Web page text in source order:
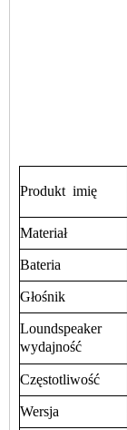
Produkt imię
Materiał
Bateria
Głośnik
Loundspeaker
wydajność
Częstotliwość
Wersja